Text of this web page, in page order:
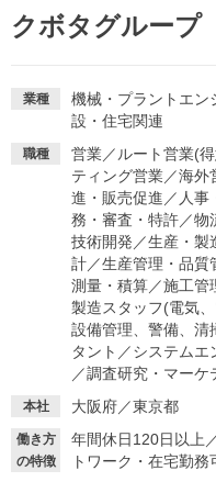
イベントを探す
就活ノウハウ・サポ
就活支援
就活ノウハウが満載！
適職診断
あなたに合う仕事を診断！
就活ニュースペーパー
クボタグループ
業種 機械・プラントエン
設・住宅関連
職種 営業／ ルート営業(
ティング営業／海外
進・販売促進 ／ 人事
務・審査・特許／物
技術開発 ／生産・製
計／生産管理・品質
測量・積算／施工管
製造スタッフ(電気
設備管理、警備、清
タント ／システムエ
／調査研究・マーケ
本社 大阪府／東京都
働き方
の特徴
年間休日120日以上
トワーク・在宅勤務